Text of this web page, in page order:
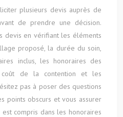
plusieurs devis auprès de
de prendre une décision.
devis en vérifiant les éléments
proposé, la durée du soin,
inclus, les honoraires des
coût de la contention et les
pas à poser des questions
points obscurs et vous assurer
compris dans les honoraires